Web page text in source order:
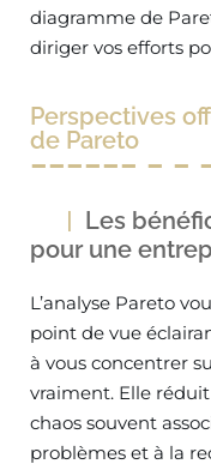
diagramme de
diriger vos efforts
Perspectives
de Pareto
Les
pour une
L’analyse Pareto
point de vue
à vous concentrer
vraiment. Elle
chaos souvent
problèmes et à la